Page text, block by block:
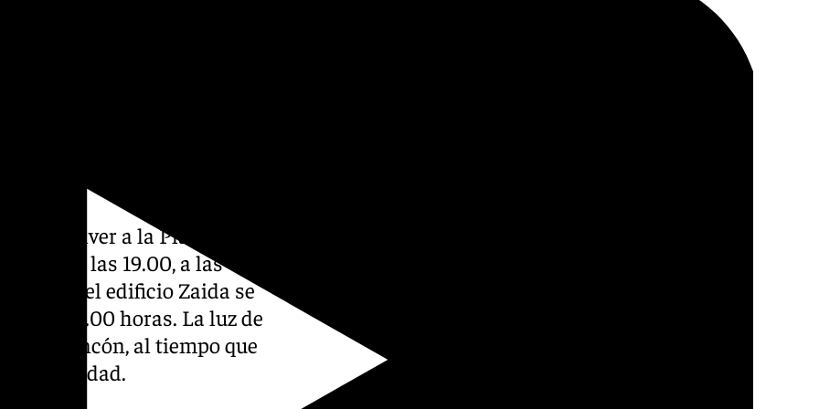
con la mirada
ojo se asomaba de vez
el telón el rostro con el
volver a la Plaza del
pases a las 19.00, a las
sobre el edificio Zaida se
a las 22.00 horas. La luz de
cada rincón, al tiempo que
su Navidad.